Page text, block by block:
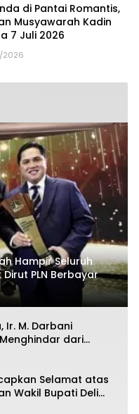
di Pantai Romantis,
Musyawarah Kadin
7 Juli 2026
Hampir Seluruh
PLN Berbayar
Ir. M. Darbani
dari
Politik
Selamat atas
Wakil Bupati Deli